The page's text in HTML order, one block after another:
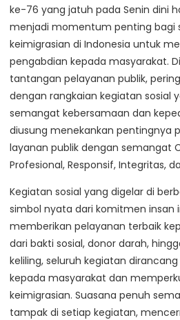
ke-76 yang jatuh pada Senin dini
menjadi momentum penting bagi
keimigrasian di Indonesia untuk
pengabdian kepada masyarakat.
tantangan pelayanan publik,
dengan rangkaian kegiatan sosial
semangat kebersamaan dan
diusung menekankan pentingnya
layanan publik dengan semangat
Profesional, Responsif, Integritas,
Kegiatan sosial yang digelar di
simbol nyata dari komitmen insan
memberikan pelayanan terbaik
dari bakti sosial, donor darah,
keliling, seluruh kegiatan
kepada masyarakat dan
keimigrasian. Suasana penuh
tampak di setiap kegiatan,